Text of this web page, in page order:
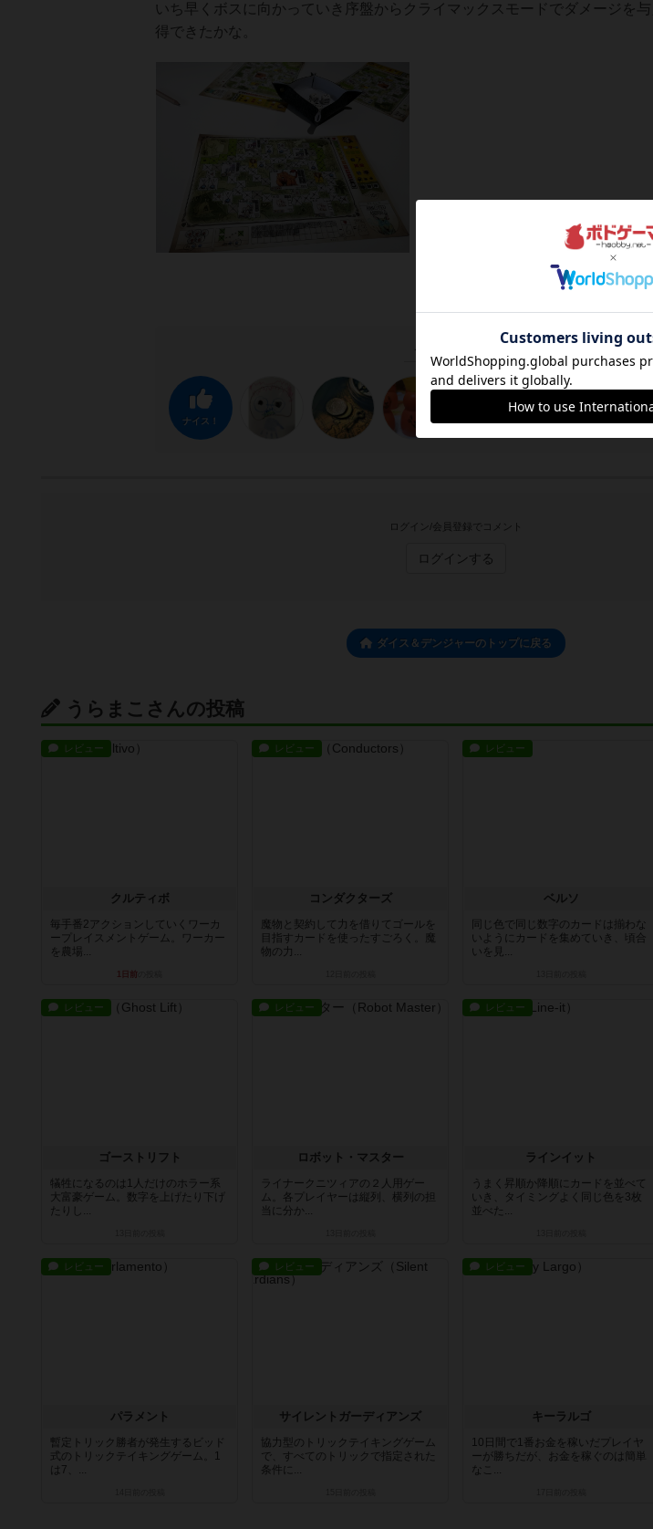
いち早くボスに向かっていき序盤からクライマックスモードでダメージを
得できたかな。
この投稿に 名がナイス！しました
ナイス！
ログイン/会員登録でコメント
ログインする
ダイス＆デンジャーのトップに戻る
うらまこさんの投稿
レビュー
クルティボ
毎手番2アクションしていくワーカ
ープレイスメントゲーム。ワーカー
を農場...
1日前
レビュー
コンダクターズ
魔物と契約して力を借りてゴールを
目指すカードを使ったすごろく。魔
物の力...
レビュー
ベルソ
同じ色で同じ数字のカードは揃わな
いようにカードを集めていき、頃合
いを見...
レビュー
ゴーストリフト
犠牲になるのは1人だけのホラー系
大富豪ゲーム。数字を上げたり下げ
たりし...
レビュー
ロボット・マスター
ライナークニツィアの２人用ゲー
ム。各プレイヤーは縦列、横列の担
当に分か...
レビュー
ラインイット
うまく昇順か降順にカードを並べて
いき、タイミングよく同じ色を3枚
並べた...
レビュー
パラメント
暫定トリック勝者が発生するビッド
式のトリックテイキングゲーム。1
は7、...
レビュー
サイレントガーディアンズ
協力型のトリックテイキングゲーム
で、すべてのトリックで指定された
条件に...
レビュー
キーラルゴ
10日間で1番お金を稼いだプレイヤ
ーが勝ちだが、お金を稼ぐのは簡単
なこ...